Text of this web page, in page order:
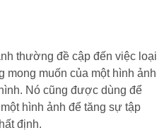
thường đề cập đến việc loại
mong muốn của một hình ảnh
Nó cũng được dùng để
hình ảnh để tăng sự tập
định.